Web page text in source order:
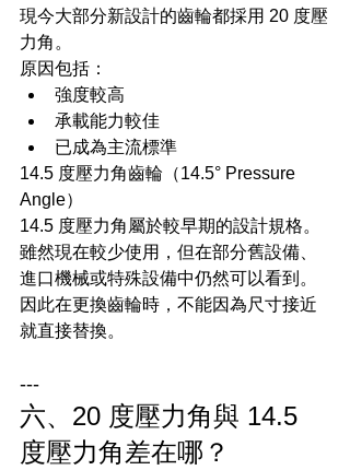
現今大部分新設計的齒輪都採用 20 度壓
力角。
原因包括：
強度較高
承載能力較佳
已成為主流標準
14.5 度壓力角齒輪（14.5° Pressure
Angle）
14.5 度壓力角屬於較早期的設計規格。
雖然現在較少使用，但在部分舊設備、
進口機械或特殊設備中仍然可以看到。
因此在更換齒輪時，不能因為尺寸接近
就直接替換。
---
六、20 度壓力角與 14.5
度壓力角差在哪？